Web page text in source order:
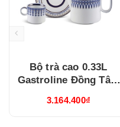
Bộ trà cao 0.33L
Gastroline Đồng Tâm
(68334147003)
3.164.400₫